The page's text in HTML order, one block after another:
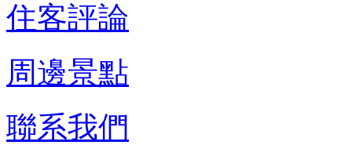
住客評論
周邊景點
聯系我們